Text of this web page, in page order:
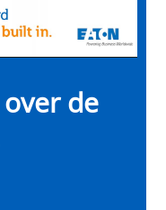
de